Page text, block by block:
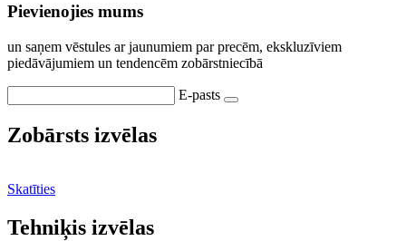
Pievienojies mums
un saņem vēstules ar jaunumiem par precēm, ekskluzīviem
piedāvājumiem un tendencēm zobārstniecībā
E-pasts
Zobārsts izvēlas
Skatīties
Tehniķis izvēlas